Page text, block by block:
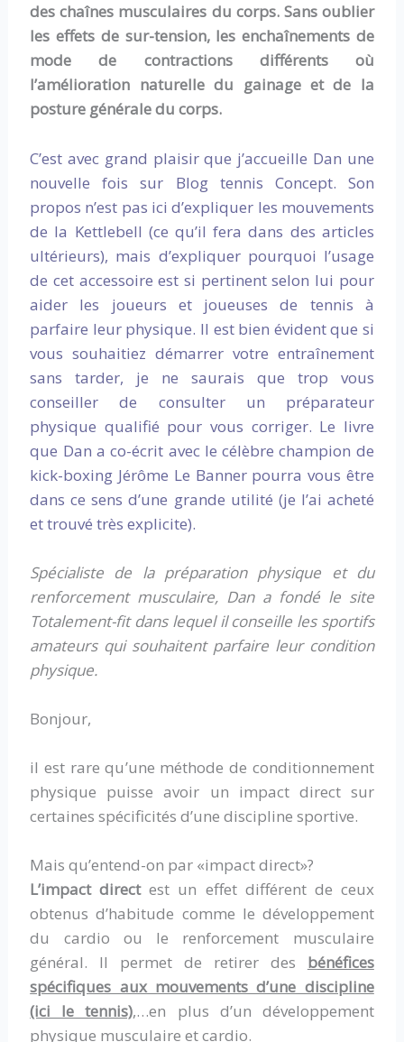
des chaînes musculaires du corps. Sans oublier
les effets de sur-tension, les enchaînements de
mode de contractions différents où
l’amélioration naturelle du gainage et de la
posture générale du corps.
C’est avec grand plaisir que j’accueille Dan une
nouvelle fois sur Blog tennis Concept. Son
propos n’est pas ici d’expliquer les mouvements
de la Kettlebell (ce qu’il fera dans des articles
ultérieurs), mais d’expliquer pourquoi l’usage
de cet accessoire est si pertinent selon lui pour
aider les joueurs et joueuses de tennis à
parfaire leur physique. Il est bien évident que si
vous souhaitiez démarrer votre entraînement
sans tarder, je ne saurais que trop vous
conseiller de consulter un préparateur
physique qualifié pour vous corriger. Le livre
que Dan a co-écrit avec le célèbre champion de
kick-boxing Jérôme Le Banner pourra vous être
dans ce sens d’une grande utilité (je l’ai acheté
et trouvé très explicite).
Spécialiste de la préparation physique et du
renforcement musculaire, Dan a fondé le site
Totalement-fit dans lequel il conseille les sportifs
amateurs qui souhaitent parfaire leur condition
physique.
Bonjour,
il est rare qu’une méthode de conditionnement
physique puisse avoir un impact direct sur
certaines spécificités d’une discipline sportive.
Mais qu’entend-on par «impact direct»?
L’impact directest un effet différent de ceux
obtenus d’habitude comme le développement
du cardio ou le renforcement musculaire
général. Il permet de retirer des bénéfices
spécifiques aux mouvements d’une discipline
(ici le tennis),…en plus d’un développement
physique musculaire et cardio.